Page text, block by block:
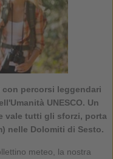
percorsi leggendari
UNESCO. Un
vale tutti gli sforzi, porta
nelle Dolomiti di Sesto.
meteo, la nostra